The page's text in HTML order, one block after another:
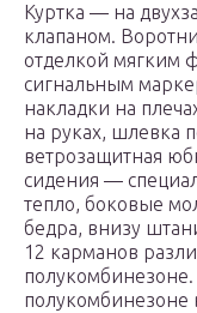
Куртка — на
клапаном.
отделкой мягким
сигнальным
накладки на
на руках, шлевка
ветрозащитная
сидения —
тепло, боковые
бедра, внизу
12 карманов